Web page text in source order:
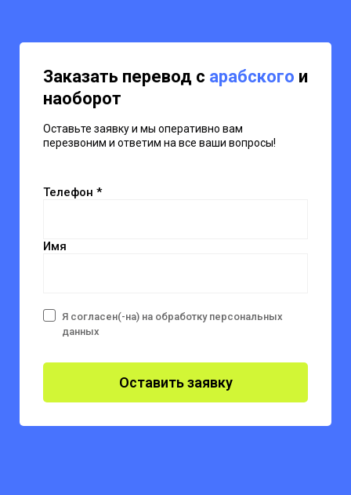
Заказать перевод с арабского и
наоборот
Оставьте заявку и мы оперативно вам
перезвоним и ответим на все ваши вопросы!
Телефон *
Имя
Оставить заявку
Я согласен(-на) на обработку персональных
данных